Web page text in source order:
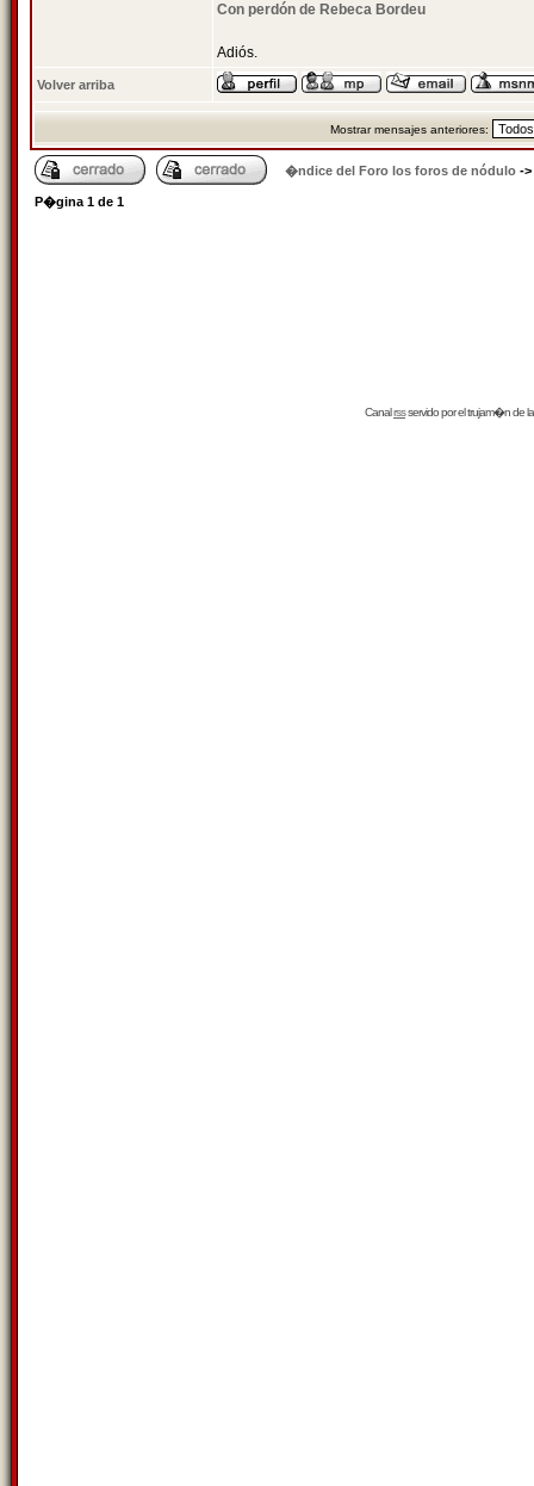
Con perdón de Rebeca Bordeu
Adiós.
Volver arriba
Mostrar mensajes anteriores:
�ndice del Foro los foros de nódulo ->
P�gina 1 de 1
Canalrssservido por eltrujam�nde